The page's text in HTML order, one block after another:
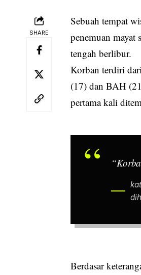
SHARE
Sebuah tempat
penemuan mayat
tengah berlibur.
Korban terdiri
(17) dan BAH
pertama kali
Berdasar